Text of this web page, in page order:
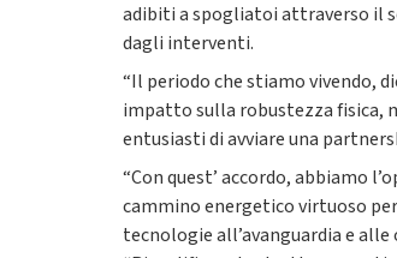
adibiti a spogliatoi attraverso il
dagli interventi.
“Il periodo che stiamo vivendo,
impatto sulla robustezza fisica,
entusiasti di avviare una
“Con quest’ accordo, abbiamo
cammino energetico virtuoso
tecnologie all’avanguardia e